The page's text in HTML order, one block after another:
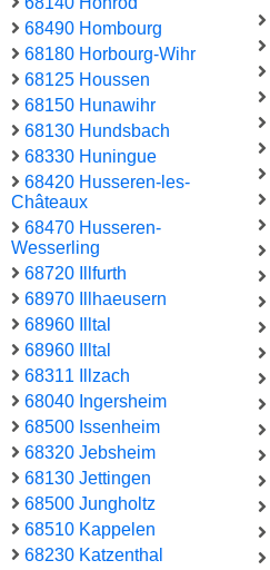
68490 Hombourg
68180 Horbourg-Wihr
68125 Houssen
68150 Hunawihr
68130 Hundsbach
68330 Huningue
68420 Husseren-les-
Châteaux
68470 Husseren-
Wesserling
68720 Illfurth
68970 Illhaeusern
68960 Illtal
68960 Illtal
68311 Illzach
68040 Ingersheim
68500 Issenheim
68320 Jebsheim
68130 Jettingen
68500 Jungholtz
68510 Kappelen
68230 Katzenthal